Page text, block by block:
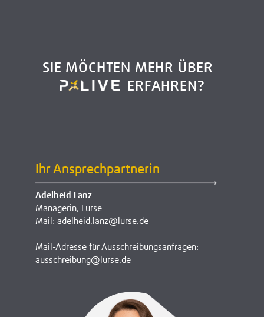
SIE MÖCHTEN MEHR ÜBER
ERFAHREN?
Ihr Ansprechpartnerin
Adelheid Lanz
Managerin, Lurse
Mail: adelheid.lanz@lurse.de
Mail-Adresse für Ausschreibungsanfragen:
ausschreibung@lurse.de